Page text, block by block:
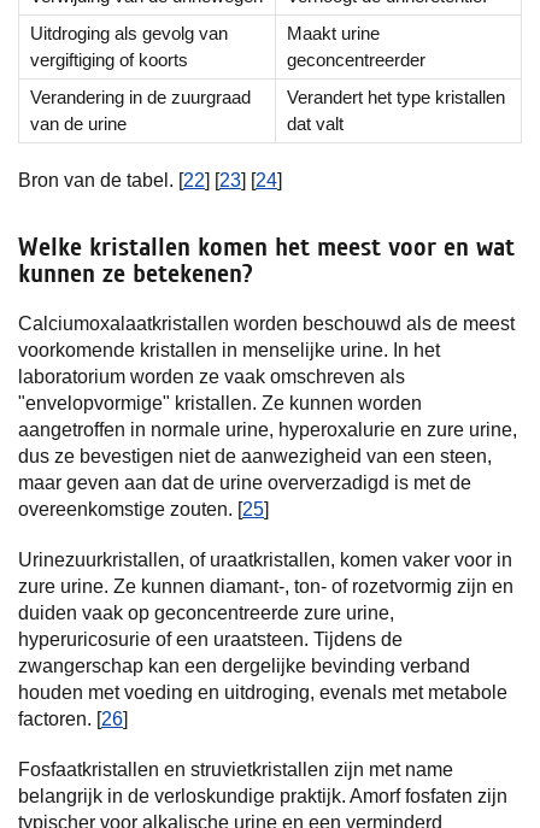
Uitdroging als gevolg van
vergiftiging of koorts
Maakt urine
geconcentreerder
Verandering in de zuurgraad
van de urine
Verandert het type kristallen
dat valt
Bron van de tabel. [22] [23] [24]
Welke kristallen komen het meest voor en wat
kunnen ze betekenen?
Calciumoxalaatkristallen worden beschouwd als de meest
voorkomende kristallen in menselijke urine. In het
laboratorium worden ze vaak omschreven als
"envelopvormige" kristallen. Ze kunnen worden
aangetroffen in normale urine, hyperoxalurie en zure urine,
dus ze bevestigen niet de aanwezigheid van een steen,
maar geven aan dat de urine oververzadigd is met de
overeenkomstige zouten. [25]
Urinezuurkristallen, of uraatkristallen, komen vaker voor in
zure urine. Ze kunnen diamant-, ton- of rozetvormig zijn en
duiden vaak op geconcentreerde zure urine,
hyperuricosurie of een uraatsteen. Tijdens de
zwangerschap kan een dergelijke bevinding verband
houden met voeding en uitdroging, evenals met metabole
factoren. [26]
Fosfaatkristallen en struvietkristallen zijn met name
belangrijk in de verloskundige praktijk. Amorf fosfaten zijn
typischer voor alkalische urine en een verminderd